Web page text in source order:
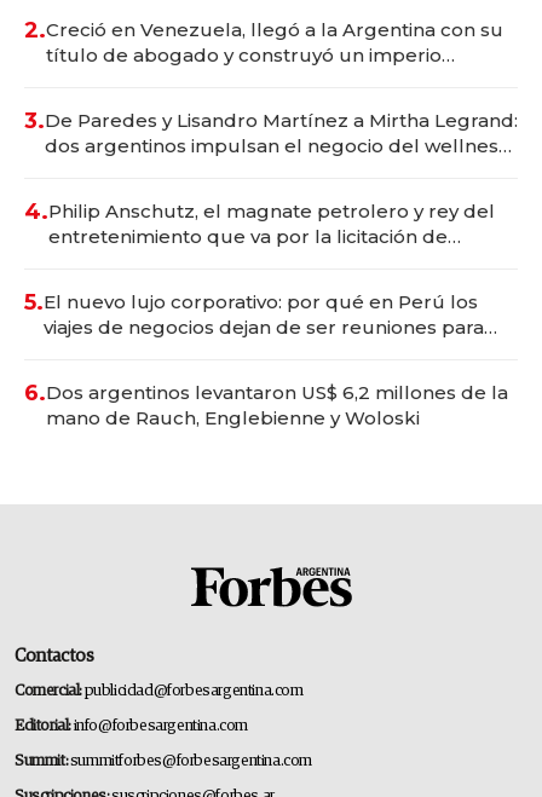
2.Creció en Venezuela, llegó a la Argentina con su
título de abogado y construyó un imperio
3.De Paredes y Lisandro Martínez a Mirtha Legrand:
dos argentinos impulsan el negocio del wellness
4.Philip Anschutz, el magnate petrolero y rey del
entretenimiento que va por la licitación de
5.El nuevo lujo corporativo: por qué en Perú los
viajes de negocios dejan de ser reuniones para
6.Dos argentinos levantaron US$ 6,2 millones de la
mano de Rauch, Englebienne y Woloski
Contactos
Comercial:publicidad@forbesargentina.com
Editorial:info@forbesargentina.com
Summit:summitforbes@forbesargentina.com